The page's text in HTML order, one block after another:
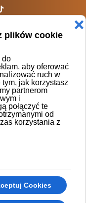
plików cookie
do
aby oferować
ruch w
jak korzystasz
partnerom
i
połączyć te
od
korzystania z
Cookies
❌
zbierane,
dane osobowe
usług
serwisu
(dalej: Serwis).